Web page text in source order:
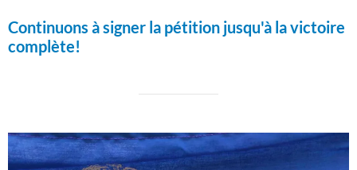
Continuons à signer la pétition jusqu'à la victoire
complète!